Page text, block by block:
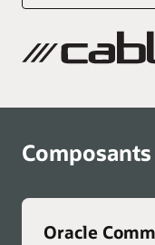
Oracle